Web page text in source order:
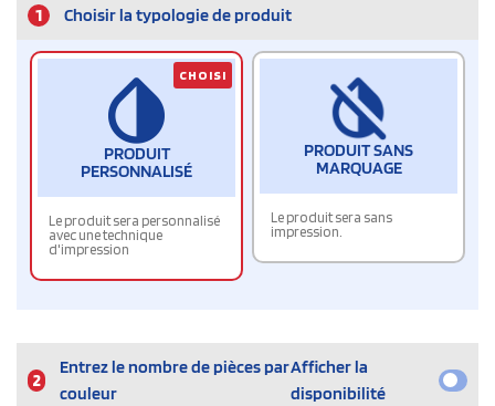
1 Choisir la typologie de produit
PRODUIT
PERSONNALISÉ
Le produit sera personnalisé
avec une technique
d'impression
CHOISI
PRODUIT SANS
MARQUAGE
Le produit sera sans
impression.
2
Entrez le nombre de pièces par
couleur
Afficher la
disponibilité